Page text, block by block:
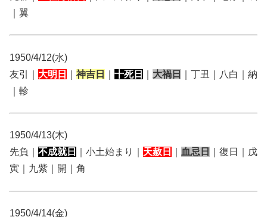
｜翼
1950/4/12(水)
友引｜ 大明日 神吉日 十死日 大禍日
｜丁丑｜八白｜納
｜軫
1950/4/13(木)
先負｜ 不成就日 ｜小土始まり｜ 天赦日 血忌日
｜復日｜戊
寅｜九紫｜開｜角
1950/4/14(金)